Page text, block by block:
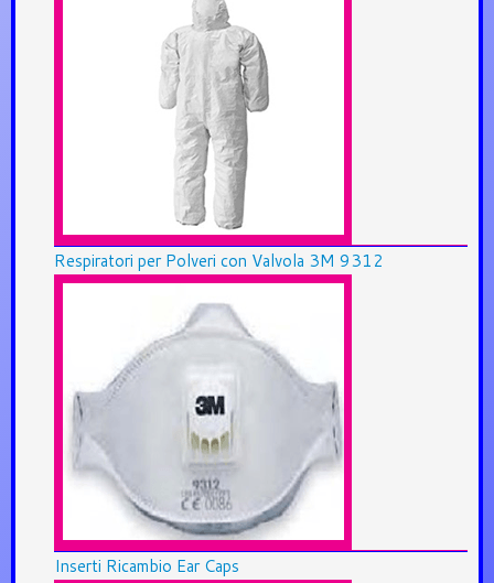
Respiratori per Polveri con Valvola 3M 9312
Inserti Ricambio Ear Caps